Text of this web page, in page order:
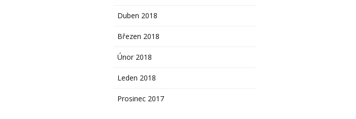
Duben 2018
Březen 2018
Únor 2018
Leden 2018
Prosinec 2017